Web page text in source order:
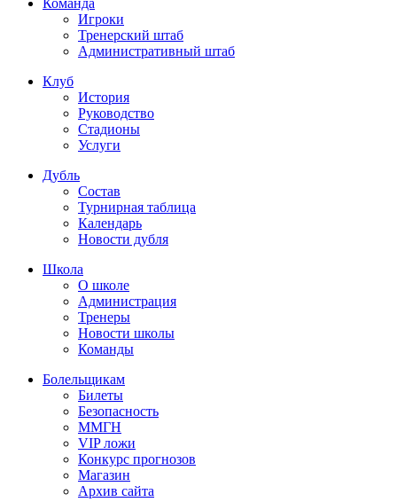
Команда
Игроки
Тренерский штаб
Административный штаб
Клуб
История
Руководство
Стадионы
Услуги
Дубль
Состав
Турнирная таблица
Календарь
Новости дубля
Школа
О школе
Администрация
Тренеры
Новости школы
Команды
Болельщикам
Билеты
Безопасность
ММГН
VIP ложи
Конкурс прогнозов
Магазин
Архив сайта